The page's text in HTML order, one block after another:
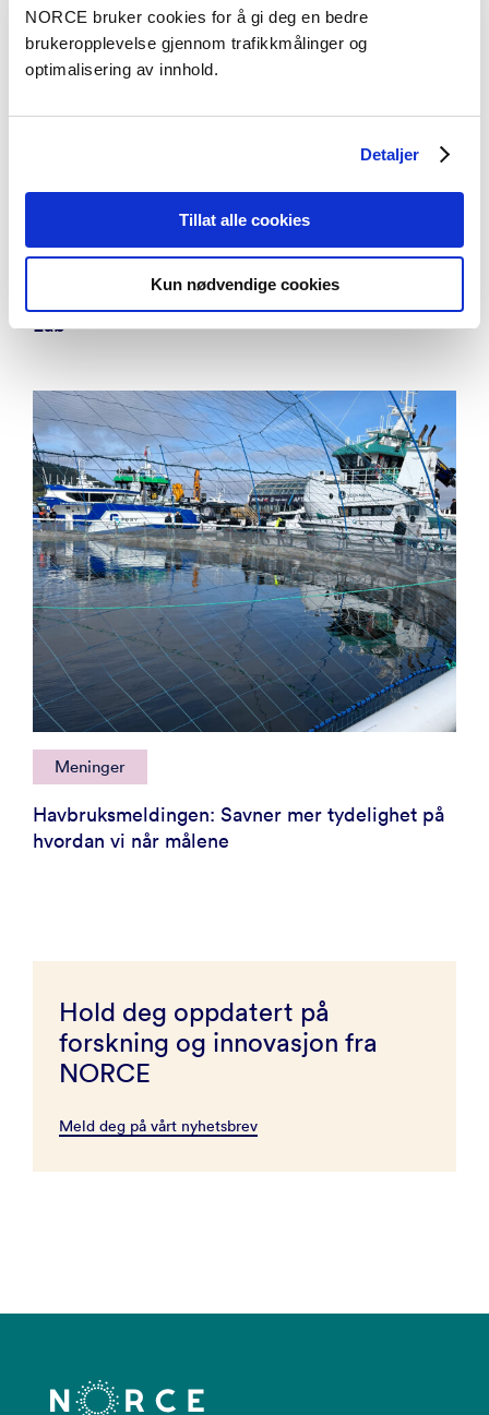
NORCE bruker cookies for å gi deg en bedre
brukeropplevelse gjennom trafikkmålinger og
optimalisering av innhold.
Detaljer
Tillat alle cookies
Kun nødvendige cookies
Aktuelt
NORCE inngår partnerskap med Salmon Living
Lab
Meninger
Havbruksmeldingen: Savner mer tydelighet på
hvordan vi når målene
Hold deg oppdatert på
forskning og innovasjon fra
NORCE
Meld deg på vårt nyhetsbrev